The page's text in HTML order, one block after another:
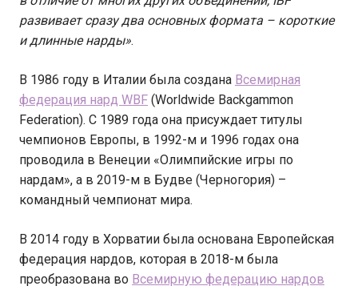
развивает сразу два основных формата – короткие
и длинные нарды».
В 1986 году в Италии была создана Всемирная
федерация нард WBF (Worldwide Backgammon
Federation). С 1989 года она присуждает титулы
чемпионов Европы, в 1992-м и 1996 годах она
проводила в Венеции «Олимпийские игры по
нардам», а в 2019-м в Будве (Черногория) –
командный чемпионат мира.
В 2014 году в Хорватии была основана Европейская
федерация нардов, которая в 2018-м была
преобразована во Всемирную федерацию нардов